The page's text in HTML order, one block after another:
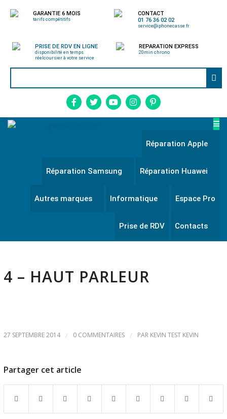
GARANTIE 6 MOIS
tarifs compétitifs
CONTACT
01 76 36 02 02
service@iphonecasse.fr
PRISE DE RDV EN LIGNE
disponibilité en temps
réelcoursier à votre service
REPARATION EXPRESS
20min chrono
Réparation Apple
Réparation Samsung Réparation Huawei
Autres marques Informatique Espace Pro
Prise de RDV Contacts
4 – HAUT PARLEUR
27 SEPTEMBRE 2014 / 0 COMMENTAIRES / PAR KEVIN TEST KEVIN
Partager cet article